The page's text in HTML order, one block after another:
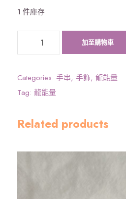
1 件庫存
滿
龍
量
》
加至購物車
Categories: 手串, 手飾, 龍能量
Tag: 龍能量
Related products